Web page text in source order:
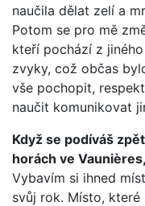
naučila dělat zelí a
Potom se pro mě
kteří pochází z
zvyky, což občas
vše pochopit,
naučit komunikovat
Když se podíváš
horách ve
Vybavím si ihned
svůj rok. Místo,